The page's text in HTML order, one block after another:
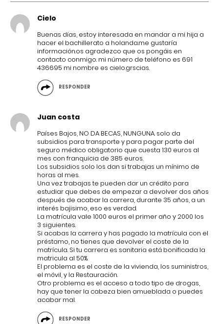
Cielo
Buenas días, estoy interesada en mandar a mi hija a
hacer el bachillerato a holanda.me gustaría
información.os agradezco que os pongáis en
contacto conmigo. mi número de teléfono es 691
436695 mi nombre es cielo.grscias.
RESPONDER
Juan costa
Países Bajos, NO DA BECAS, NUNGUNA. solo da
subsidios para transporte y para pagar parte del
seguro médico obligatorio que cuesta 130 euros al
mes con franquicia de 385 euros.
Los subsidios solo los dan si trabajas un mínimo de
horas al mes.
Una vez trabajas te pueden dar un crédito para
estudiar que debes de empezar a devolver dos años
después de acabar la carrera, durante 35 años, a un
interés bajisimo, eso es verdad.
La matrícula vale 1000 euros el primer año y 2000 los
3 siguientes.
Si acabas la carrera y has pagado la matrícula con el
préstamo, no tienes que devolver el coste de la
matrícula. Si tu carrera es sanitaria está bonificada la
matricula al 50%.
El problema es el coste de la vivienda, los suministros,
el móvil, y la Restauración.
Otro problema es el acceso a todo tipo de drogas,
hay que tener la cabeza bien amueblada o puedes
acabar mal.
RESPONDER